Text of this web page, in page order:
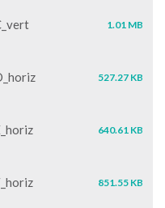
1.01 MB
527.27 KB
640.61 KB
851.55 KB